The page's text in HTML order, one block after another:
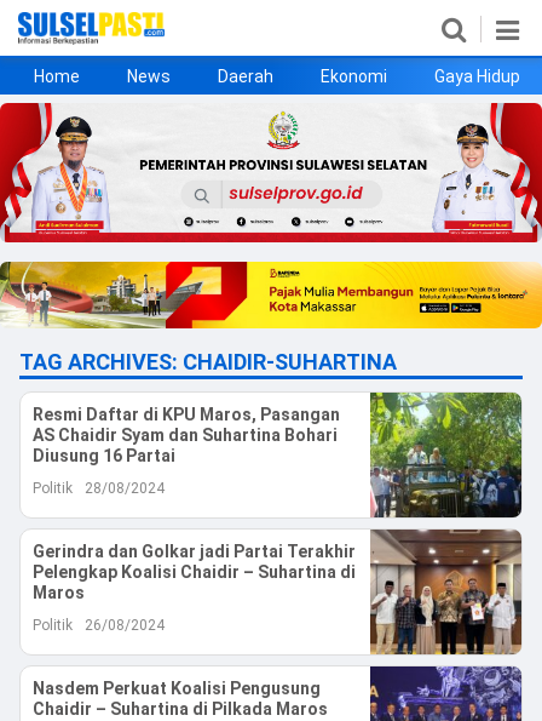
Home
News
Daerah
Ekonomi
Gaya Hidup
Kesehatan
Metro
Nasional
Hukrim
Olahraga
Politik
UMKM
Opini
©
Copyright
2026
Right
Reserved
Home News Daerah Ekonomi Gaya Hidup
TAG ARCHIVES: CHAIDIR-SUHARTINA
Resmi Daftar di KPU Maros, Pasangan
AS Chaidir Syam dan Suhartina Bohari
Diusung 16 Partai
Politik 28/08/2024
Gerindra dan Golkar jadi Partai Terakhir
Pelengkap Koalisi Chaidir – Suhartina di
Maros
Politik 26/08/2024
Nasdem Perkuat Koalisi Pengusung
Chaidir – Suhartina di Pilkada Maros